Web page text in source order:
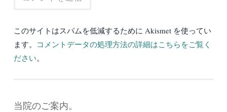
このサイトはスパムを低減するために Akismet を使ってい
ます。 コメントデータの処理方法の詳細はこちらをご覧く
ださい。
当院のご案内。